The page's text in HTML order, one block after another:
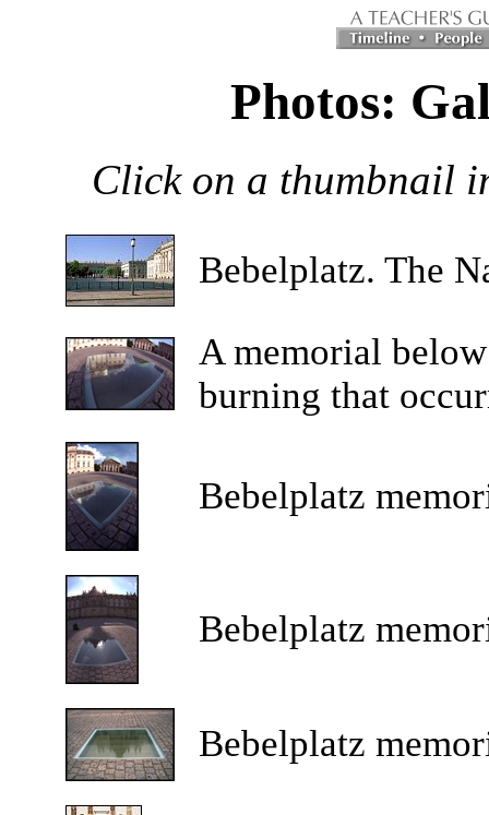
Photos:
Click on a thumbnail
Bebelplatz. The
A memorial
burning that
Bebelplatz
Bebelplatz
Bebelplatz